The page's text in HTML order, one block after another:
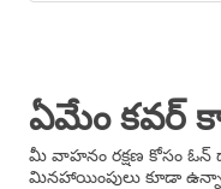
ఏమేం కవర్
మీ వాహనం రక్షణ కోసం
మినహాయింపులు కూడా